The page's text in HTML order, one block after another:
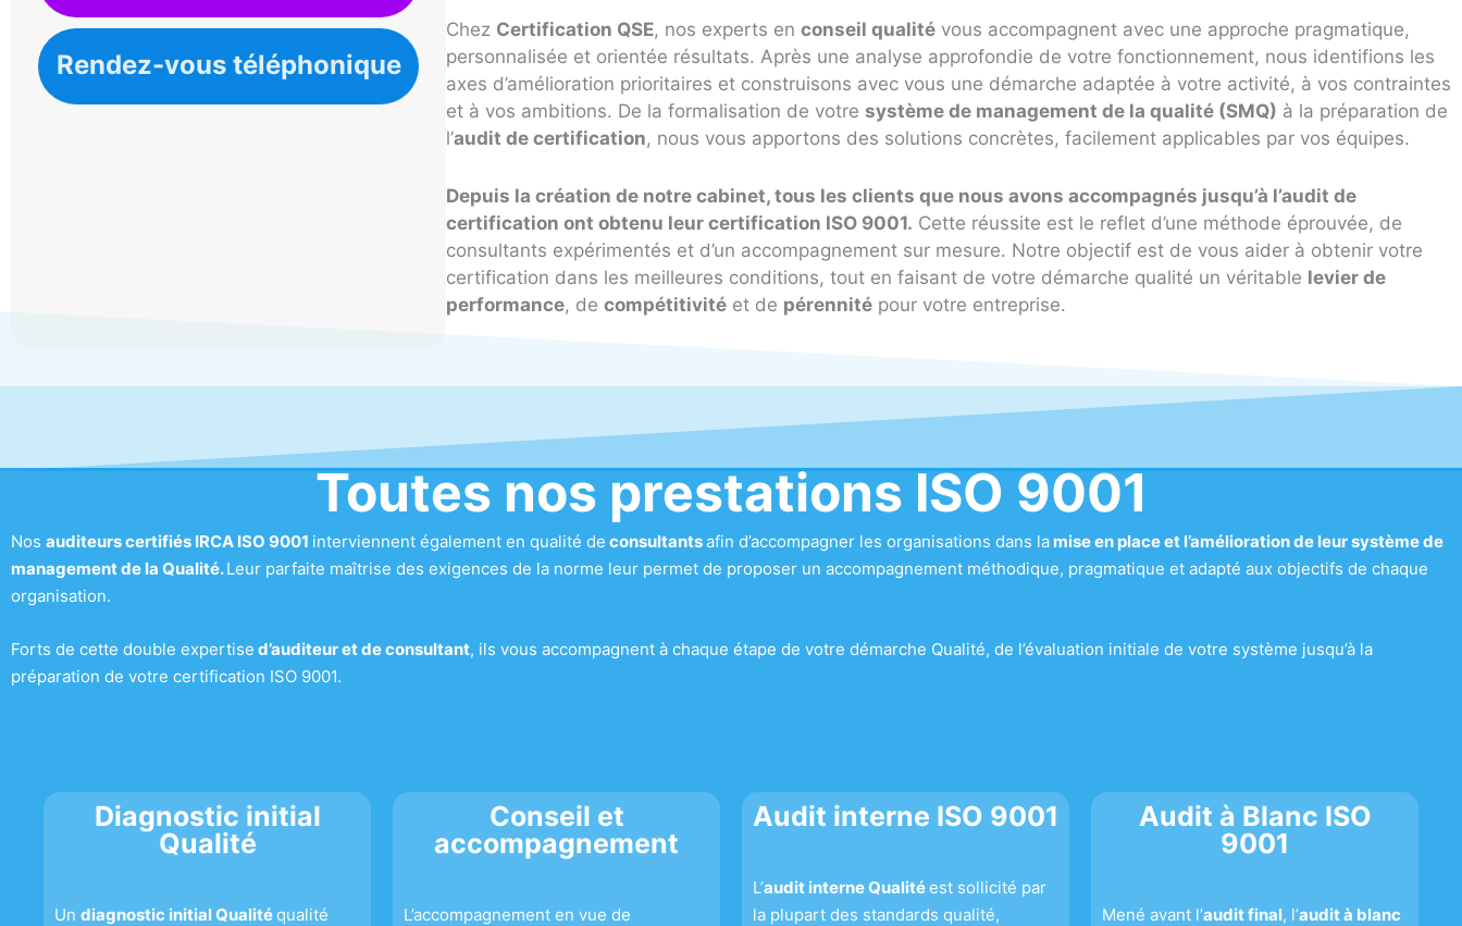
Rendez-vous téléphonique
Chez Certification QSE, nos experts en conseil qualité vous accompagnent avec une approche pragmatique,
personnalisée et orientée résultats. Après une analyse approfondie de votre fonctionnement, nous identifions les
axes d’amélioration prioritaires et construisons avec vous une démarche adaptée à votre activité, à vos contraintes
et à vos ambitions. De la formalisation de votre système de management de la qualité (SMQ) à la préparation de
l’audit de certification, nous vous apportons des solutions concrètes, facilement applicables par vos équipes.
Depuis la création de notre cabinet, tous les clients que nous avons accompagnés jusqu’à l’audit de
certification ont obtenu leur certification ISO 9001. Cette réussite est le reflet d’une méthode éprouvée, de
consultants expérimentés et d’un accompagnement sur mesure. Notre objectif est de vous aider à obtenir votre
certification dans les meilleures conditions, tout en faisant de votre démarche qualité un véritable levier de
performance, de compétitivité et de pérennité pour votre entreprise.
Toutes nos prestations ISO 9001
Nos auditeurs certifiés IRCA ISO 9001 interviennent également en qualité de consultantsafin d’accompagner les organisations dans la mise en place et l’amélioration de leur système de
management de la Qualité.Leur parfaite maîtrise des exigences de la norme leur permet de proposer un accompagnement méthodique, pragmatique et adapté aux objectifs de chaque
organisation.
Forts de cette double expertise d’auditeur et de consultant, ils vous accompagnent à chaque étape de votre démarche Qualité, de l’évaluation initiale de votre système jusqu’à la
préparation de votre certification ISO 9001.
Diagnostic initial
Qualité
Un diagnostic initial Qualitéqualité
Conseil et
accompagnement
L’accompagnement en vue de
Audit interne ISO 9001
L’audit interne Qualitéest sollicité par
la plupart des standards qualité,
Audit à Blanc ISO
9001
Mené avant l’audit final, l’audit à blanc